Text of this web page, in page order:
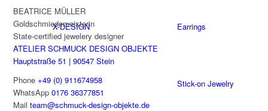
X-DESIGN Earrings
Stick-on Jewelry
BEATRICE MÜLLER
Goldschmiedemeisterin
State-certified jewelery designer
ATELIER SCHMUCK DESIGN OBJEKTE
Hauptstraße 51 | 90547 Stein
Phone+49 (0) 911674958
WhatsApp0176 36377851
Mailteam@schmuck-design-objekte.de